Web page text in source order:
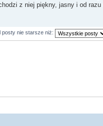
z niej piękny, jasny i od
posty nie starsze niż: